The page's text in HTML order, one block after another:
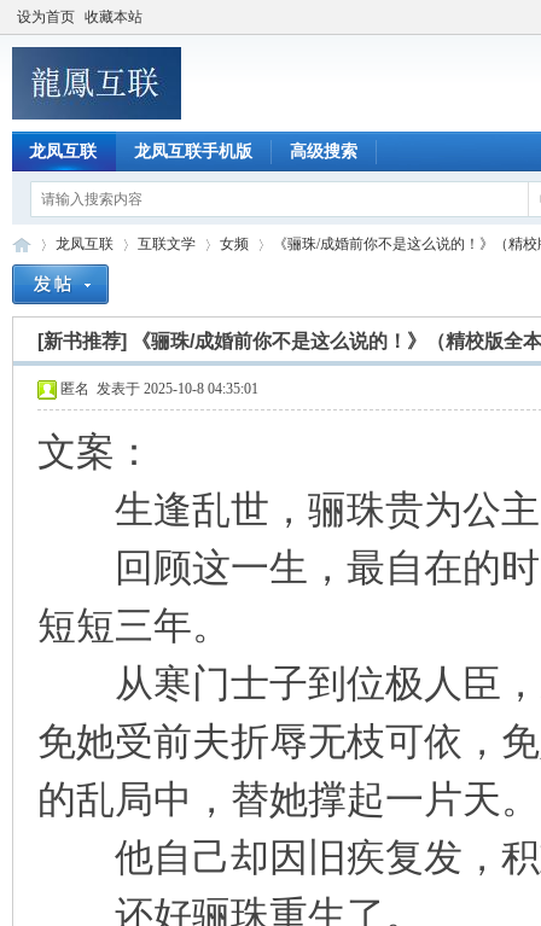
设为首页 收藏本站
龙凤互联 龙凤互联手机版 高级搜索
龙凤互联
›
互联文学
›
女频
›
《骊珠/成婚前你不是这么说的！》（精
[新书推荐] 《骊珠/成婚前你不是这么说的！》（精校版全
匿名 发表于 2025-10-8 04:35:01
文案：
生逢乱世，骊珠贵为公主
回顾这一生，最自在的时
短短三年。
从寒门士子到位极人臣，
免她受前夫折辱无枝可依，
的乱局中，替她撑起一片天。
他自己却因旧疾复发，积
还好骊珠重生了。